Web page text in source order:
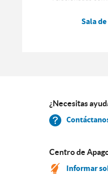
Sala
¿Necesitas
Centro de
Informar